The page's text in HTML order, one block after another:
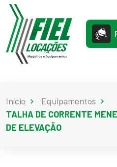
Início
Equipamentos
TALHA DE CORRENTE
DE ELEVAÇÃO